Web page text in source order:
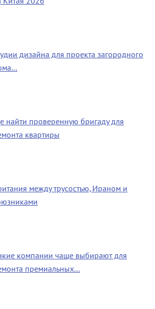
дизайна для проекта загородного
найти проверенную бригаду для
квартиры
между трусостью, Ираном и
компании чаще выбирают для
премиальных…